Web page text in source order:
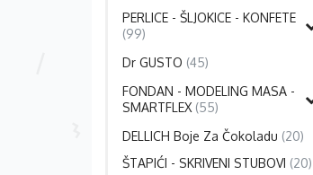
PERLICE - ŠLJOKICE - KONFETE
(99)
Dr GUSTO (45)
FONDAN - MODELING MASA -
SMARTFLEX (55)
DELLICH Boje Za Čokoladu (20)
ŠTAPIĆI - SKRIVENI STUBOVI (20)